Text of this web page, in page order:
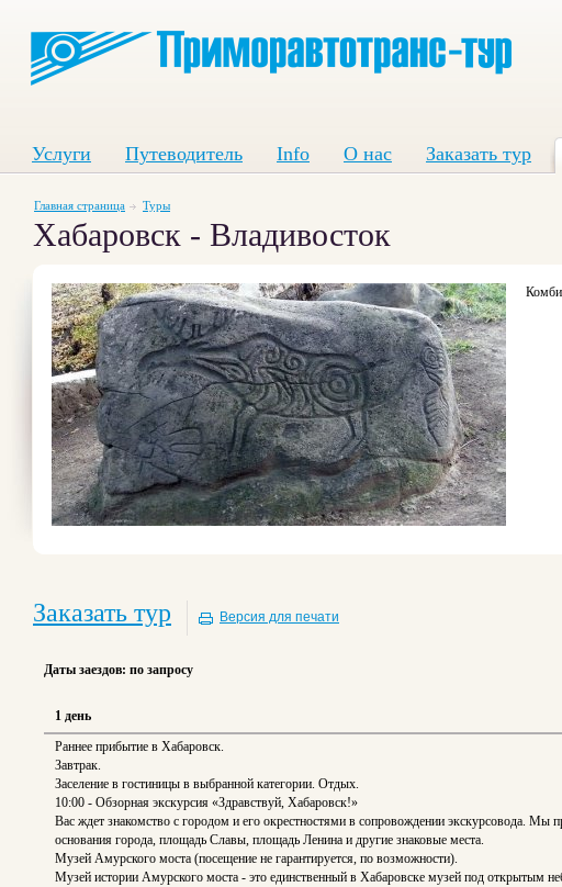
Услуги Путеводитель Info О нас Заказать тур
Главная страница Туры
Хабаровск - Владивосток
Заказать тур Версия для печати
Даты заездов: по запросу
1 день
Раннее прибытие в Хабаровск.
Завтрак.
Заселение в гостиницы в выбранной категории. Отдых.
10:00 - Обзорная экскурсия «Здравствуй, Хабаровск!»
Вас ждет знакомство с городом и его окрестностями в сопровождении экскурсовода.
основания города, площадь Славы, площадь Ленина и другие знаковые места.
Музей Амурского моста (посещение не гарантируется, по возможности).
Музей истории Амурского моста - это единственный в Хабаровске музей под открытым